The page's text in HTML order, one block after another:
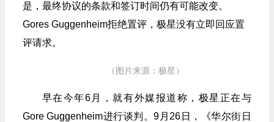
是，最终协议的条款和签订时间仍有可能改变。
Gores Guggenheim拒绝置评，极星没有立即回应置
评请求。
（图片来源：极星）
早在今年6月，就有外媒报道称，极星正在与
Gore Guggenheim进行谈判。9月26日，《华尔街日